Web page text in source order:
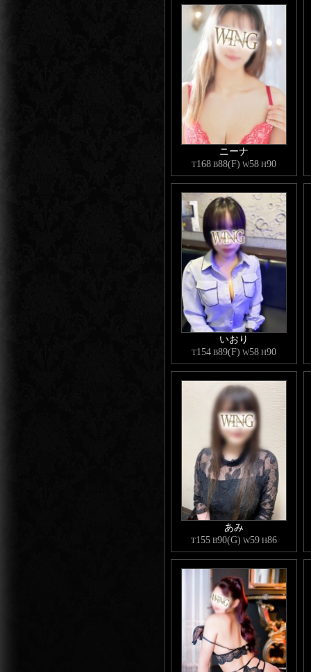
など…
バリエーションは多数
オイルマッサージからの…なプレ
アソコが元気になるマッサージ、
Mット後のトロトロ泡でのマッサ
頭のお疲れスッキリなヘッドスパ
等も大好評です(*´꒳`*)
⏰90分基本のMット＆お部屋両方
⏰大体Mット＆洗体で1時間位は
お部屋でゆっくりシたい！
回数ふやしたい！
Mット以外も色々体験したい！
な場合は120分以上推奨です♪
オタクなムチムチおねぇさんの胸
いっぱい甘えにきてね
リットリンク
https://lit.link/mami_wing
Twitterもの中のリンクから飛べま
覗いてみてね♡
ニーナ
T168 B88(F) W58 H90
いおり
T154 B89(F) W58 H90
あみ
T155 B90(G) W59 H86